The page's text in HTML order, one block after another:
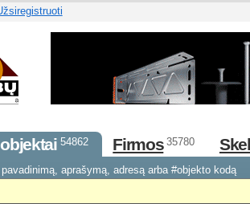
54862 Firmos 35780
aprašymą, adresą arba #objekto kodą